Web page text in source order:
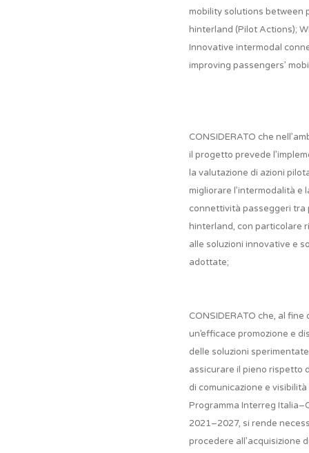
mobility solutions between
hinterland (Pilot Actions);
Innovative intermodal
improving passengers’
CONSIDERATO che
il progetto prevede
la valutazione di azioni
migliorare l’intermodalità e
connettività passeggeri tra
hinterland, con particolare
alle soluzioni innovative e
adottate;
CONSIDERATO che, al
un’efficace promozione e
delle soluzioni
assicurare il pieno rispetto
di comunicazione e
Programma Interreg
2021–2027, si rende
procedere all’acquisizione